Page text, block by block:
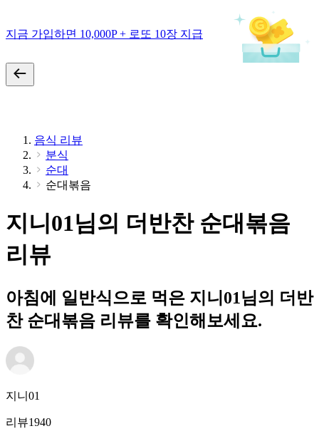
지금 가입하면 10,000P + 로또 10장 지급
음식 리뷰
분식
순대
순대볶음
지니01님의 더반찬 순대볶음
리뷰
아침에 일반식으로 먹은 지니01님의 더반
찬 순대볶음 리뷰를 확인해보세요.
지니01
리뷰1940